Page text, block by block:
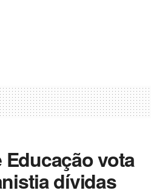
vota
dívidas